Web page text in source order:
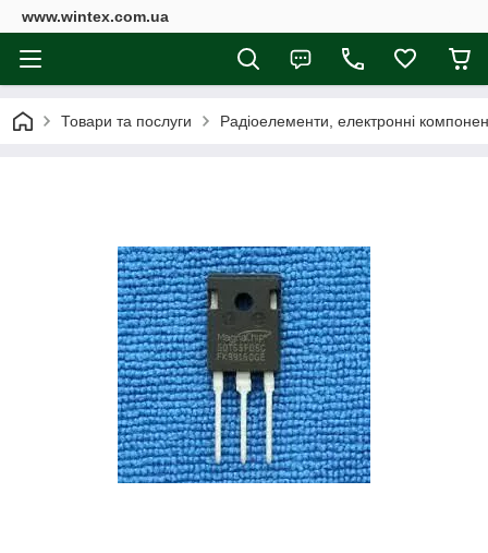
www.wintex.com.ua
Товари та послуги Радіоелементи, електронні